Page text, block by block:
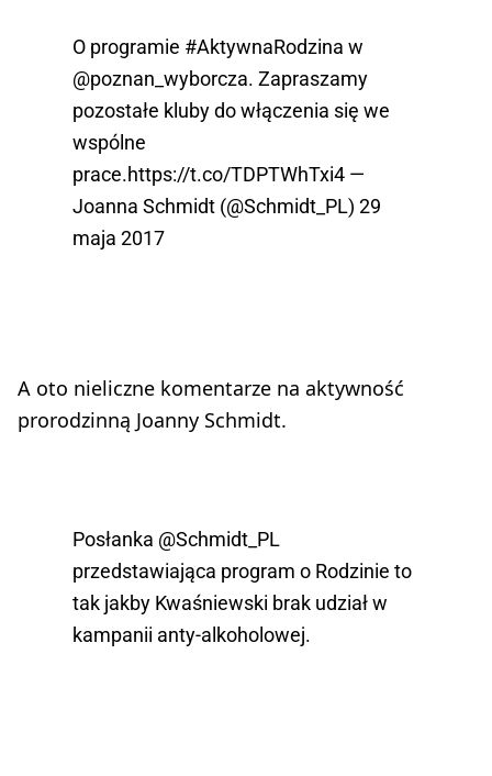
O programie #AktywnaRodzina w
@poznan_wyborcza. Zapraszamy
pozostałe kluby do włączenia się we
wspólne
prace.https://t.co/TDPTWhTxi4 —
Joanna Schmidt (@Schmidt_PL) 29
maja 2017
A oto nieliczne komentarze na aktywność
prorodzinną Joanny Schmidt.
Posłanka @Schmidt_PL
przedstawiająca program o Rodzinie to
tak jakby Kwaśniewski brak udział w
kampanii anty-alkoholowej.